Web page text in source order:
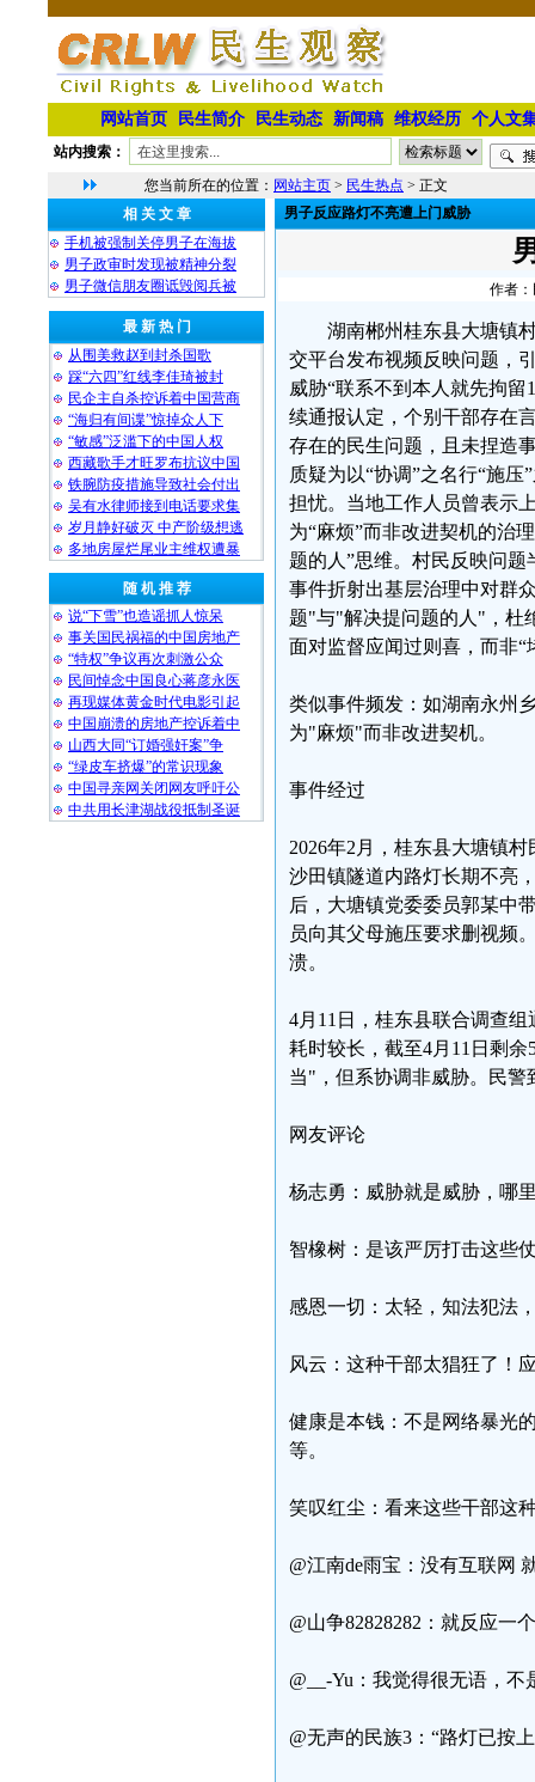
网站首页 民生简介 民生动态 新闻稿 维权经历 个人文
站内搜索：
您当前所在的位置： 网站主页 > 民生热点 > 正文
相 关 文 章
手机被强制关停男子在海拔
男子政审时发现被精神分裂
男子微信朋友圈诋毁阅兵被
最 新 热 门
从围美救赵到封杀国歌
踩“六四”红线李佳琦被封
民企主自杀控诉着中国营商
“海归有间谍”惊掉众人下
“敏感”泛滥下的中国人权
西藏歌手才旺罗布抗议中国
铁腕防疫措施导致社会付出
吴有水律师接到电话要求集
岁月静好破灭 中产阶级想逃
多地房屋烂尾业主维权遭暴
随 机 推 荐
说“下雪”也造谣抓人惊呆
事关国民祸福的中国房地产
“特权”争议再次刺激公众
民间悼念中国良心蒋彦永医
再现媒体黄金时代电影引起
中国崩溃的房地产控诉着中
山西大同“订婚强奸案”争
“绿皮车挤爆”的常识现象
中国寻亲网关闭网友呼吁公
中共用长津湖战役抵制圣诞
男子反应路灯不亮遭上门威胁
作者：
湖南郴州桂东县大塘镇
交平台发布视频反映问题，
威胁“联系不到本人就先拘
续通报认定，个别干部存在
存在的民生问题，且未捏造
质疑为以“协调”之名行“施
担忧。当地工作人员曾表示
为“麻烦”而非改进契机的治
题的人”思维。村民反映问
事件折射出基层治理中对群
题"与"解决提问题的人"，杜
面对监督应闻过则喜，而非“
类似事件频发：如湖南永州
为"麻烦"而非改进契机。
事件经过
2026年2月，桂东县大塘镇
沙田镇隧道内路灯长期不亮
后，大塘镇党委委员郭某中
员向其父母施压要求删视频
溃。
4月11日，桂东县联合调查
耗时较长，截至4月11日剩
当"，但系协调非威胁。民
网友评论
杨志勇：威胁就是威胁，哪
智橡树：是该严厉打击这些
感恩一切：太轻，知法犯法
风云：这种干部太猖狂了！
健康是本钱：不是网络暴光
等。
笑叹红尘：看来这些干部这
@江南de雨宝：没有互联网
@山争82828282：就反应一
@__-Yu：我觉得很无语，
@无声的民族3：“路灯已按